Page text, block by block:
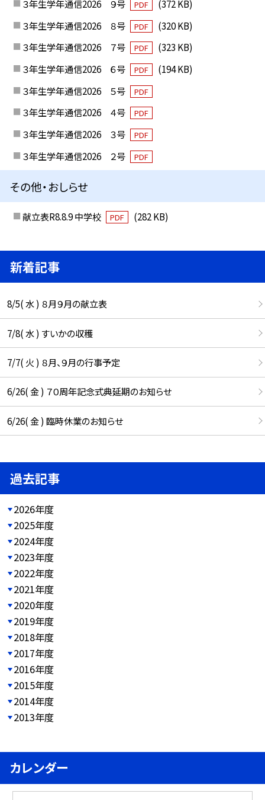
３年生学年通信2026 ９号
PDF
(372 KB)
３年生学年通信2026 ８号
PDF
(320 KB)
３年生学年通信2026 ７号
PDF
(323 KB)
３年生学年通信2026 ６号
PDF
(194 KB)
３年生学年通信2026 ５号
PDF
３年生学年通信2026 ４号 PDF
３年生学年通信2026 ３号 PDF
３年生学年通信2026 ２号 PDF
その他・おしらせ
献立表R8.8.9 中学校 PDF (282 KB)
新着記事
8/5( 水 ) ８月９月の献立表
7/8( 水 ) すいかの収穫
7/7( 火 ) ８月、９月の行事予定
6/26( 金 ) ７０周年記念式典延期のお知らせ
6/26( 金 ) 臨時休業のお知らせ
過去記事
2026年度
2025年度
2024年度
2023年度
2022年度
2021年度
2020年度
2019年度
2018年度
2017年度
2016年度
2015年度
2014年度
2013年度
カレンダー